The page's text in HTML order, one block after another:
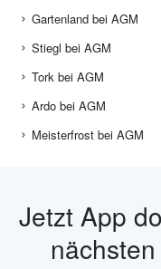
Gartenland bei AGM
Stiegl bei AGM
Tork bei AGM
Ardo bei AGM
Meisterfrost bei AGM
Jetzt App
nächsten